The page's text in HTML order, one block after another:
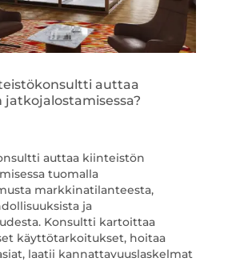
auttaa
jatkojalostamisessa?
auttaa kiinteistön
tuomalla
markkinatilanteesta,
ja
Konsultti kartoittaa
käyttötarkoitukset, hoitaa
laatii kannattavuuslaskelmat